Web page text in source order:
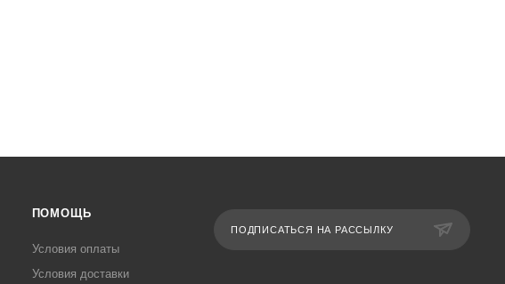
ПОМОЩЬ
Условия оплаты
Условия доставки
ПОДПИСАТЬСЯ НА РАССЫЛКУ